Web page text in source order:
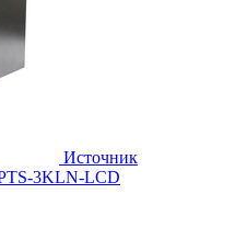
Источник
3KLN-LCD